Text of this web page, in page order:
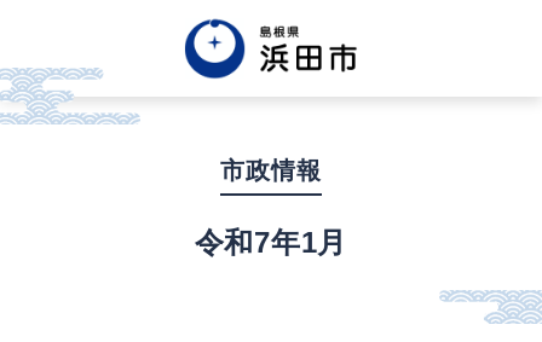
Tiếng việt
市政情報
令和7年1月